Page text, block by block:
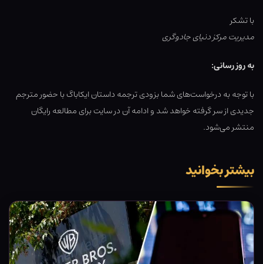
با تشکر
مدیریت مرکز دنیای جادوگری
به روز رسانی:
با توجه به درخواست‌های شما بزودی ترجمه داستان ایکاباگ با حضور مترجم
جدیدی از سر گرفته خواهد شد و ادامه آن در سایت برای مطالعه رایگان
منتشر می‌شود.
بیشتر بخوانید